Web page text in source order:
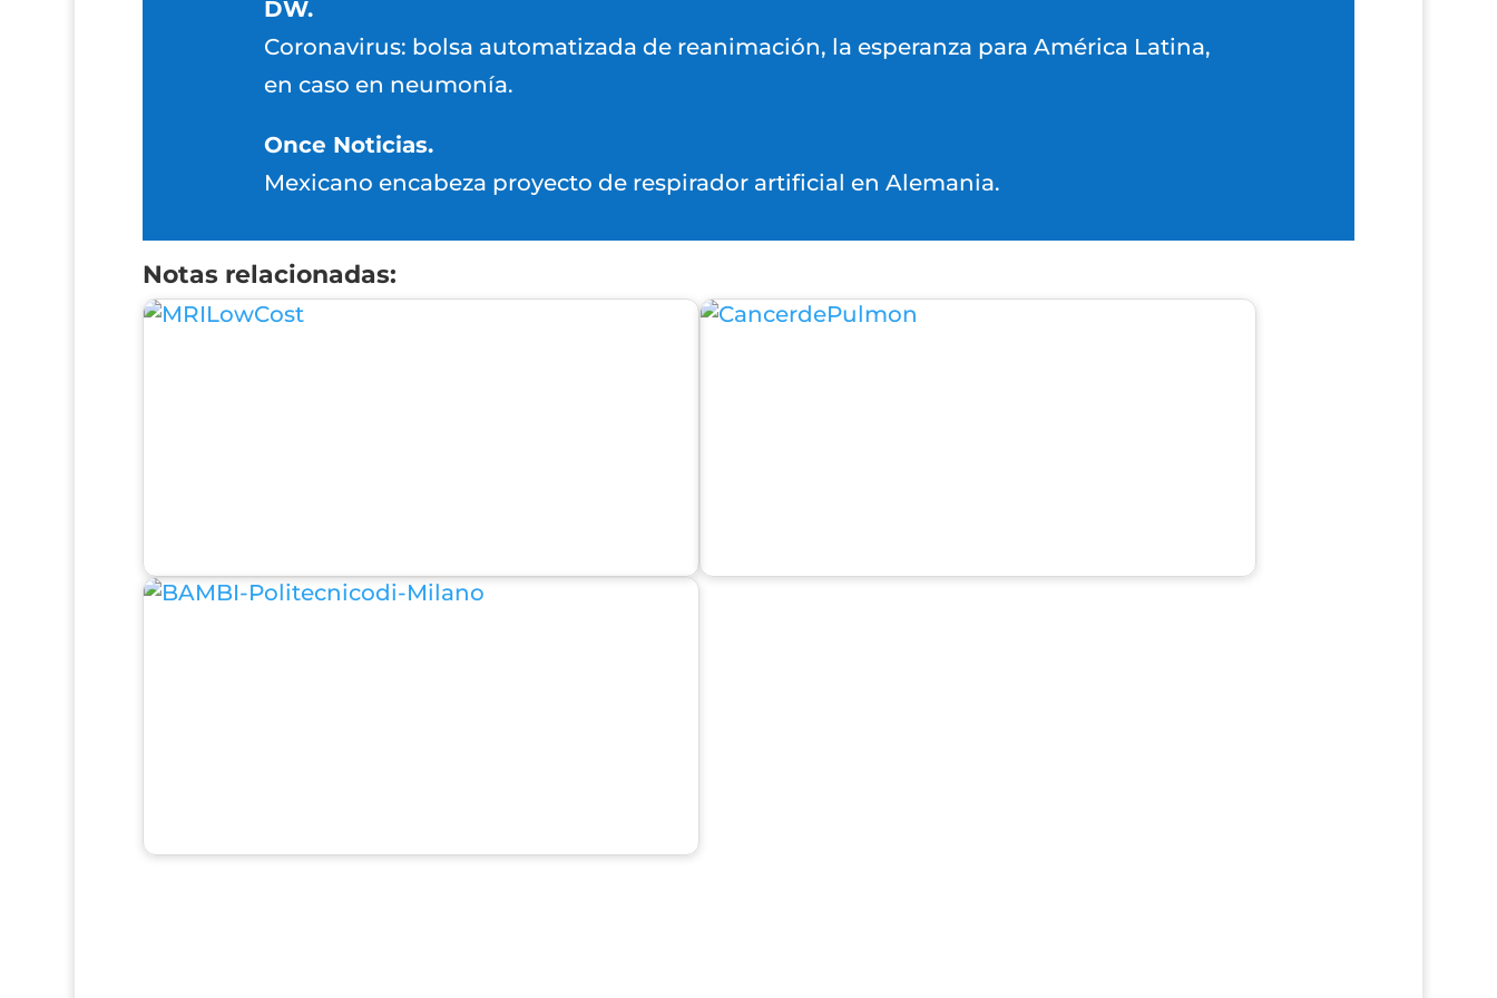
DW.
Coronavirus: bolsa automatizada de reanimación, la esperanza para América Latina,
en caso en neumonía.
Once Noticias.
Mexicano encabeza proyecto de respirador artificial en Alemania.
Notas relacionadas: